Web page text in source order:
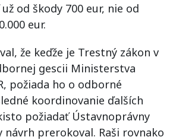
od škody 700 eur, nie od
eur.
že keďže je Trestný zákon v
gescii Ministerstva
požiada ho o odborné
koordinovanie ďalších
požiadať Ústavnoprávny
návrh prerokoval. Raši rovnako